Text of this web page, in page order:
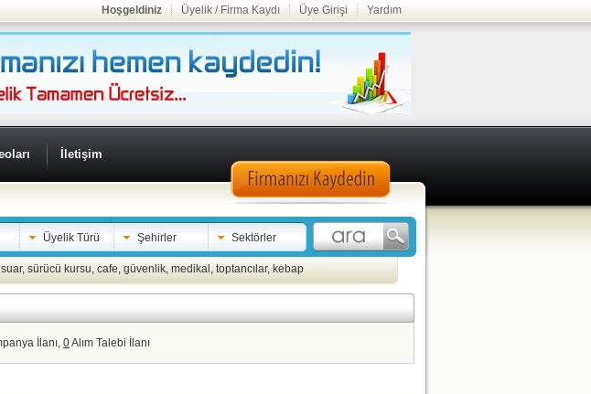
Hoşgeldiniz Üyelik / Firma Kaydı Üye Girişi Yardım
İletişim
Üyelik Türü Şehirler Sektörler
, sürücü kursu, cafe, güvenlik, medikal , toptancılar, kebap
İlanı, 0Alım Talebi İlanı